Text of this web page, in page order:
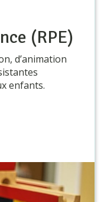
(RPE)
d’animation
enfants.